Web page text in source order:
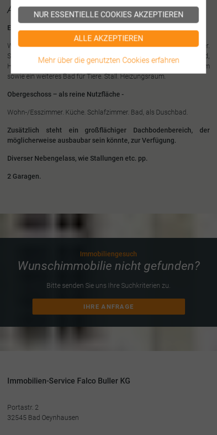
Aufteilung
Erdgeschoss
Wohnzimmer. Esszimmer. Küche. Gäste- oder Arbeitszimmer.
Schlafzimmer. Abstellraum. Bad, als Dusch- und Wannenbad,
Handwaschbecken, WC. Flur. Waschküche. Ein weiterer Raum
sowie ein weiteres Bad für Tiere. Stall. Heizungsraum.
Obergeschoss – als reine Nutzfläche -
Wohn-/Esszimmer. Küche. Schlafzimmer. Bad, als Duschbad.
Zusätzlich steht ein großflächiger Dachbodenbereich, der
möglicherweise ausbaubar sein könnte, zur Verfügung.
Diverser Nebengelass, wie Stallungen etc. pp.
2 Garagen.
Immobiliengesuch
Wunschimmobilie nicht gefunden?
Bitte senden Sie uns Ihre Suchkriterien zu.
IHRE ANFRAGE
Immobilien-Service Falco Buller KG
Portastr. 2
32545 Bad Oeynhausen
NUR ESSENTIELLE COOKIES AKZEPTIEREN
ALLE AKZEPTIEREN
Mehr über die genutzten Cookies erfahren